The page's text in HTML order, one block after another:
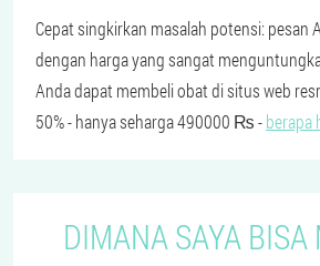
Cepat singkirkan masalah potensi: pesan
dengan harga yang sangat
Anda dapat membeli obat di situs web
50% - hanya seharga 490000 ₨ -berapa
DIMANA SAYA BISA